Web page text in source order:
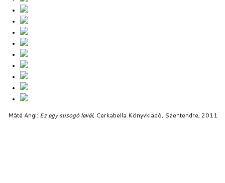
Máté Angi: Ez egy susogó levél,Cerkabella Könyvkiadó, Szentendre, 2011